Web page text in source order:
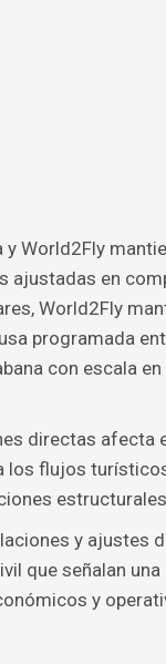
y World2Fly
ajustadas en
World2Fly
programada
con escala
directas afecta
los flujos
y ajustes
que señalan
y